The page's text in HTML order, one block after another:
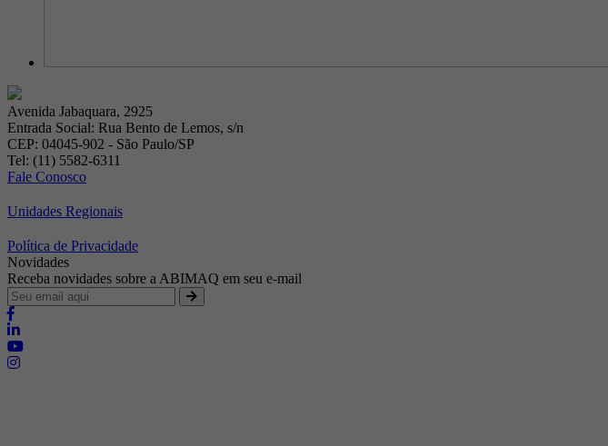
Avenida Jabaquara, 2925
Entrada Social: Rua Bento de Lemos, s/n
CEP: 04045-902 - São Paulo/SP
Tel: (11) 5582-6311
Fale Conosco
Unidades Regionais
Política de Privacidade
Novidades
Receba novidades sobre a ABIMAQ em seu e-mail